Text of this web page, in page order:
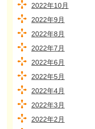
2022年10月
2022年9月
2022年8月
2022年7月
2022年6月
2022年5月
2022年4月
2022年3月
2022年2月